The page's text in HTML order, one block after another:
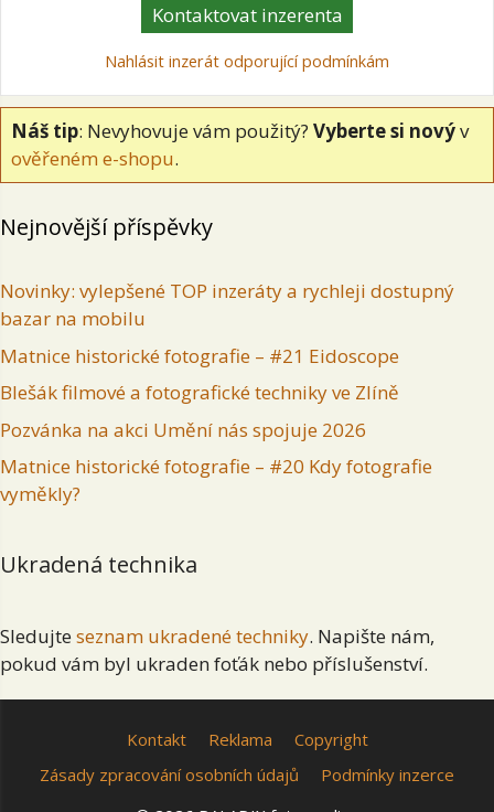
Kontaktovat inzerenta
Nahlásit inzerát odporující podmínkám
Náš tip: Nevyhovuje vám použitý? Vyberte si novýv
ověřeném e-shopu.
Nejnovější příspěvky
Novinky: vylepšené TOP inzeráty a rychleji dostupný
bazar na mobilu
Matnice historické fotografie – #21 Eidoscope
Blešák filmové a fotografické techniky ve Zlíně
Pozvánka na akci Umění nás spojuje 2026
Matnice historické fotografie – #20 Kdy fotografie
vyměkly?
Ukradená technika
Sledujte seznam ukradené techniky. Napište nám,
pokud vám byl ukraden foťák nebo příslušenství.
Kontakt Reklama
Copyright
Zásady zpracování osobních údajů
Podmínky inzerce